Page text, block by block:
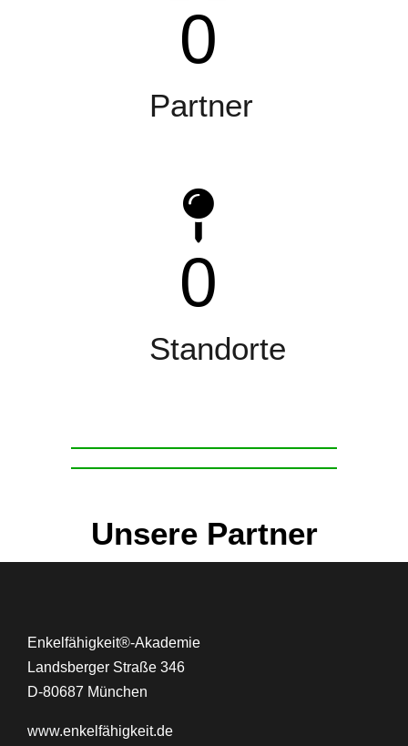
0
Partner
0
Standorte
Unsere Partner
Enkelfähigkeit®-Akademie
Landsberger Straße 346
D-80687 München
www.enkelfähigkeit.de